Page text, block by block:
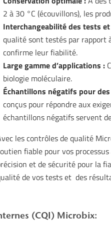
2 à 30 °C (écouvillons), les
Interchangeabilité des tests
qualité sont testés par rapport
confirme leur fiabilité.
Large gamme d’applications :
biologie moléculaire.
Échantillons négatifs pour
conçus pour répondre aux
échantillons négatifs servent
les contrôles de qualité
fiable pour vos
et de sécurité pour la
de vos tests et des
(CQI) Microbix: